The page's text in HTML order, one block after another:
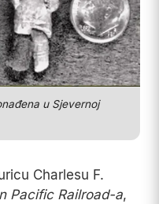
u Sjevernoj
Charlesu F.
Pacific Railroad-a,